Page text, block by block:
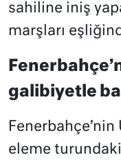
sahiline iniş
marşları
galibiyetle
eleme